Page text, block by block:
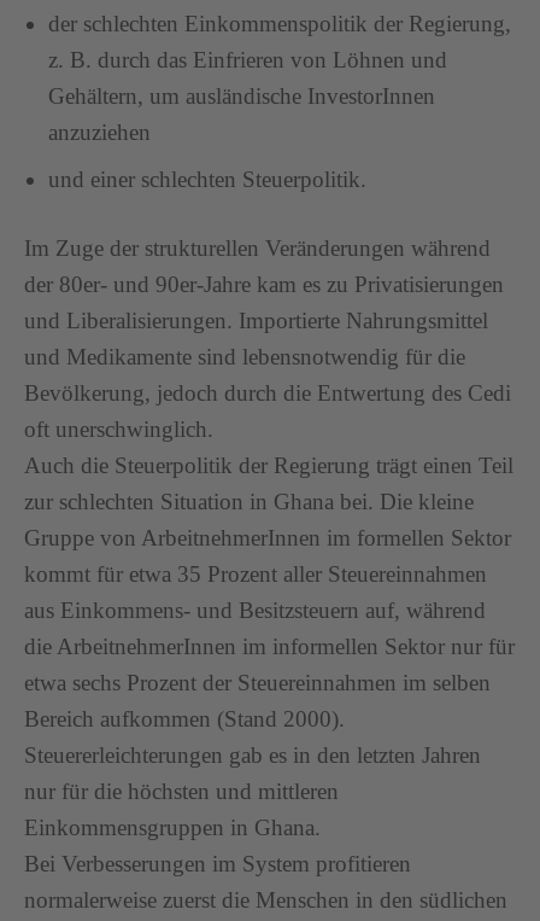
der schlechten Einkommenspolitik der Regierung,
z. B. durch das Einfrieren von Löhnen und
Gehältern, um ausländische InvestorInnen
anzuziehen
und einer schlechten Steuerpolitik.
Im Zuge der strukturellen Veränderungen während
der 80er- und 90er-Jahre kam es zu Privatisierungen
und Liberalisierungen. Importierte Nahrungsmittel
und Medikamente sind lebensnotwendig für die
Bevölkerung, jedoch durch die Entwertung des Cedi
oft unerschwinglich.
Auch die Steuerpolitik der Regierung trägt einen Teil
zur schlechten Situation in Ghana bei. Die kleine
Gruppe von ArbeitnehmerInnen im formellen Sektor
kommt für etwa 35 Prozent aller Steuereinnahmen
aus Einkommens- und Besitzsteuern auf, während
die ArbeitnehmerInnen im informellen Sektor nur für
etwa sechs Prozent der Steuereinnahmen im selben
Bereich aufkommen (Stand 2000).
Steuererleichterungen gab es in den letzten Jahren
nur für die höchsten und mittleren
Einkommensgruppen in Ghana.
Bei Verbesserungen im System profitieren
normalerweise zuerst die Menschen in den südlichen